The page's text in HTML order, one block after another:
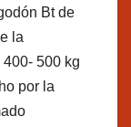
Bt de
la
500 kg
por la